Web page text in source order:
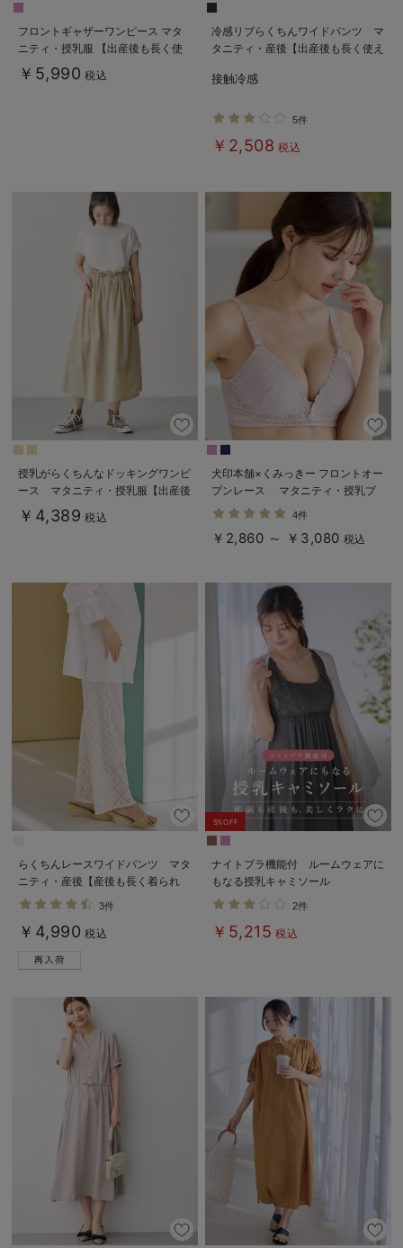
フロントギャザーワンピース マタ
ニティ・授乳服 【出産後も長く使
える】
￥5,990 税込
冷感リブらくちんワイドパンツ マ
タニティ・産後【出産後も長く使え
接触冷感
5件
￥2,508 税込
授乳がらくちんなドッキングワンピ
ース マタニティ・授乳服【出産後
も長く使える】Rosemadame（ロ
ーズマダム）
￥4,389 税込
犬印本舗×くみっきー フロントオー
プンレース マタニティ・授乳ブ
ラ
4件
￥2,860 ～ ￥3,080 税込
らくちんレースワイドパンツ マタ
ニティ・産後【産後も長く着られ
る】
3件
￥4,990 税込
5%OFF
ナイトブラ機能付 ルームウェアに
もなる授乳キャミソール
2件
￥5,215 税込